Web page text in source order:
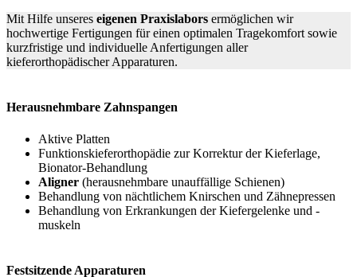
Mit Hilfe unseres eigenen Praxislabors ermöglichen wir
hochwertige Fertigungen für einen optimalen Tragekomfort sowie
kurzfristige und individuelle Anfertigungen aller
kieferorthopädischer Apparaturen.
Herausnehmbare Zahnspangen
Aktive Platten
Funktionskieferorthopädie zur Korrektur der Kieferlage,
Bionator-Behandlung
Aligner (herausnehmbare unauffällige Schienen)
Behandlung von nächtlichem Knirschen und Zähnepressen
Behandlung von Erkrankungen der Kiefergelenke und -
muskeln
Festsitzende Apparaturen